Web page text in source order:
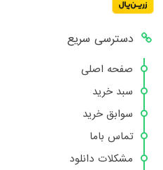
دسترسی سریع
صفحه اصلی
سبد خرید
سوابق خرید
تماس باما
مشکلات دانلود